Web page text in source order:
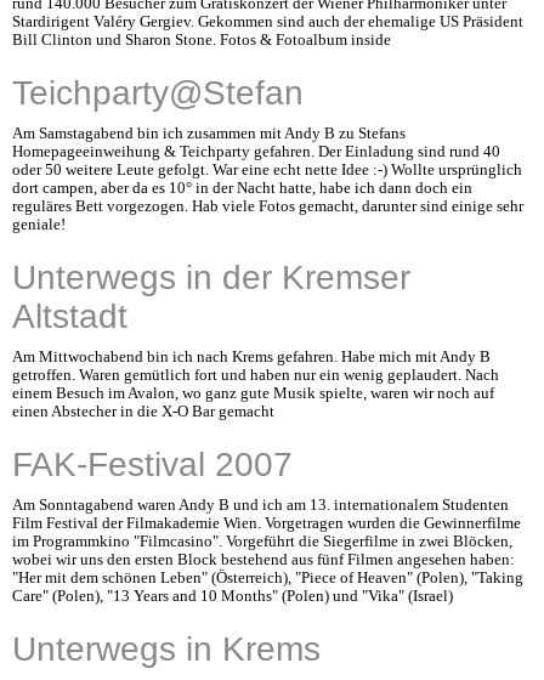
rund 140.000 Besucher zum Gratiskonzert der Wiener Philharmoniker unter
Stardirigent Valéry Gergiev. Gekommen sind auch der ehemalige US Präsident
Bill Clinton und Sharon Stone. Fotos & Fotoalbum inside
Teichparty@Stefan
Am Samstagabend bin ich zusammen mit Andy B zu Stefans
Homepageeinweihung & Teichparty gefahren. Der Einladung sind rund 40
oder 50 weitere Leute gefolgt. War eine echt nette Idee :-) Wollte ursprünglich
dort campen, aber da es 10° in der Nacht hatte, habe ich dann doch ein
reguläres Bett vorgezogen. Hab viele Fotos gemacht, darunter sind einige sehr
geniale!
Unterwegs in der Kremser
Altstadt
Am Mittwochabend bin ich nach Krems gefahren. Habe mich mit Andy B
getroffen. Waren gemütlich fort und haben nur ein wenig geplaudert. Nach
einem Besuch im Avalon, wo ganz gute Musik spielte, waren wir noch auf
einen Abstecher in die X-O Bar gemacht
FAK-Festival 2007
Am Sonntagabend waren Andy B und ich am 13. internationalem Studenten
Film Festival der Filmakademie Wien. Vorgetragen wurden die Gewinnerfilme
im Programmkino "Filmcasino". Vorgeführt die Siegerfilme in zwei Blöcken,
wobei wir uns den ersten Block bestehend aus fünf Filmen angesehen haben:
"Her mit dem schönen Leben" (Österreich), "Piece of Heaven" (Polen), "Taking
Care" (Polen), "13 Years and 10 Months" (Polen) und "Vika" (Israel)
Unterwegs in Krems